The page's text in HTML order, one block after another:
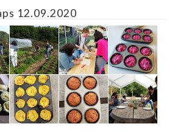
12.09.2020